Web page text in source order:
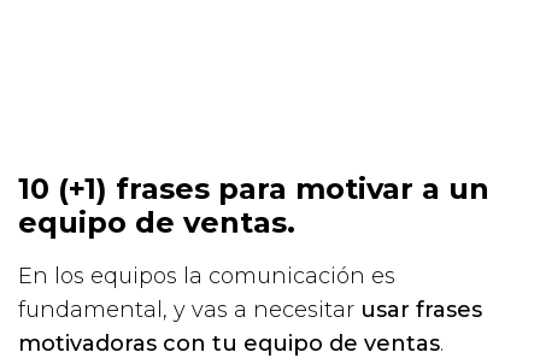
10 (+1) frases para motivar a un
equipo de ventas.
En los equipos la comunicación es
fundamental, y vas a necesitar usar frases
motivadoras con tu equipo de ventas.